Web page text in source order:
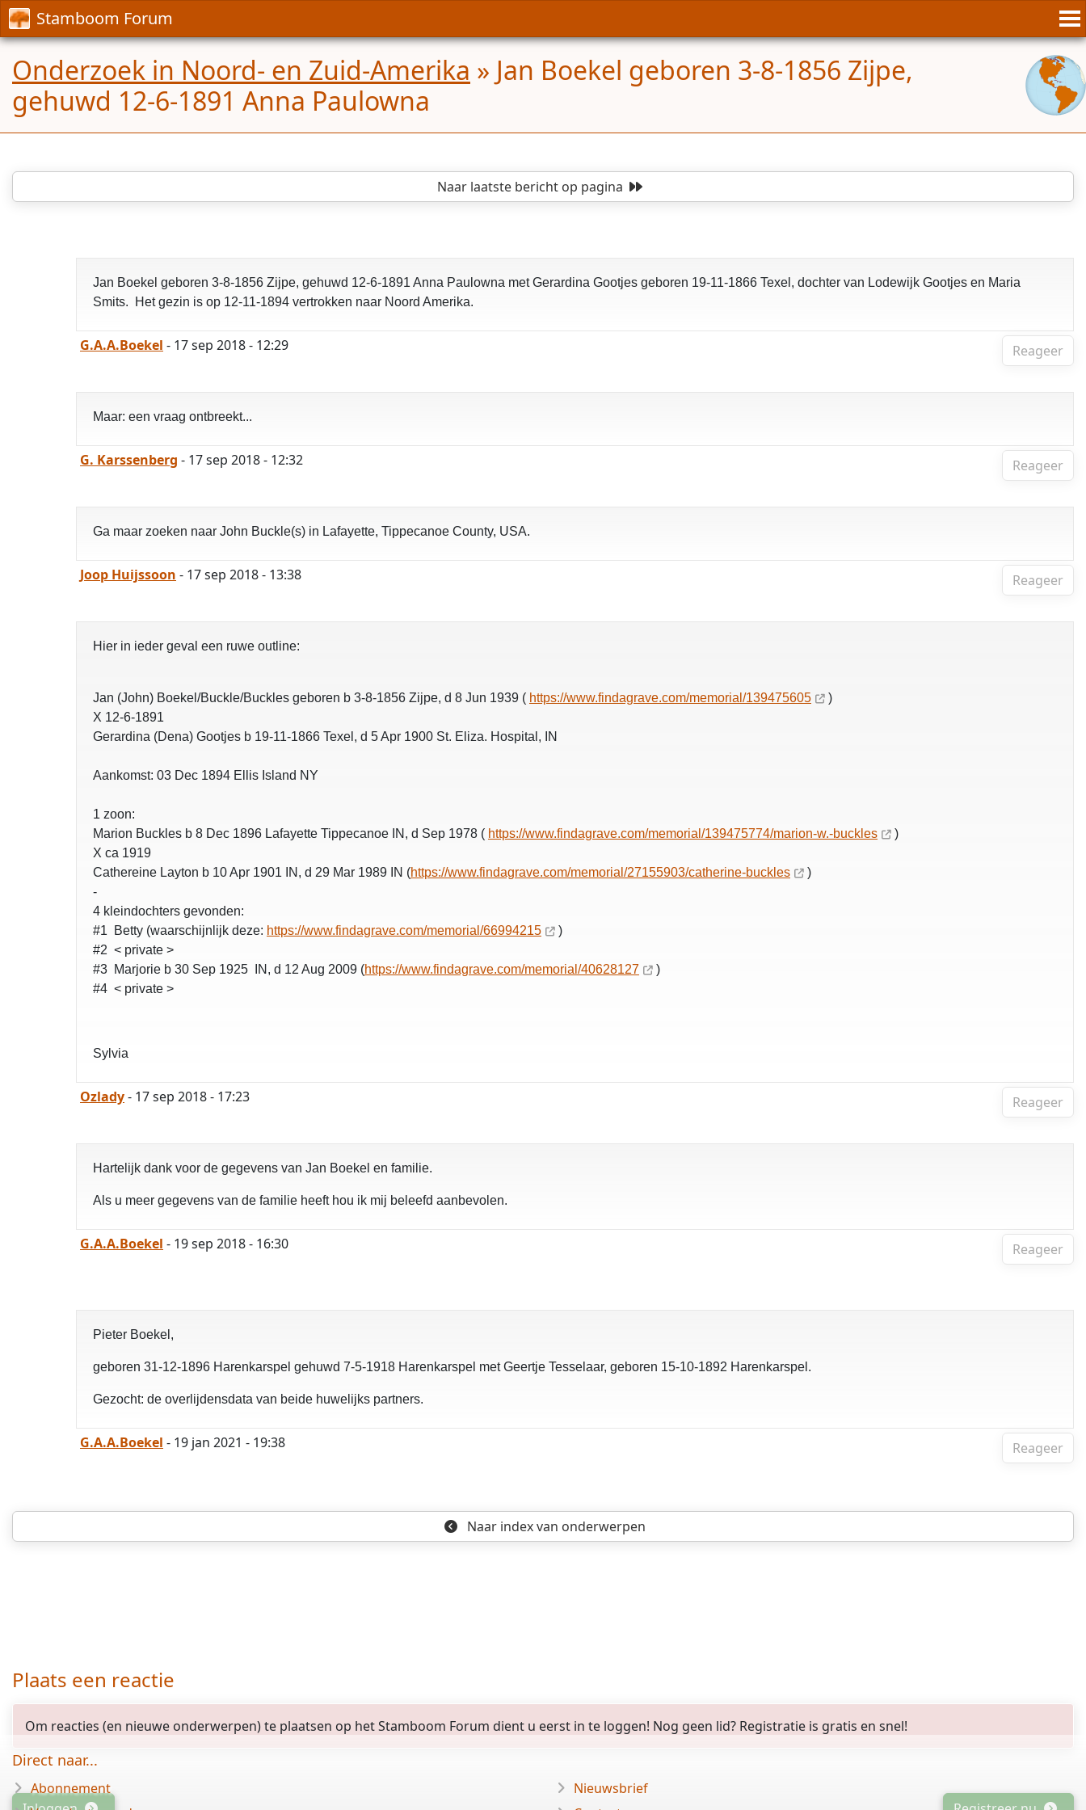
Stamboom Forum
Onderzoek in Noord- en Zuid-Amerika » Jan Boekel geboren 3-8-1856 Zijpe,
gehuwd 12-6-1891 Anna Paulowna
Naar laatste berichtop pagina
Jan Boekel geboren 3-8-1856 Zijpe, gehuwd 12-6-1891 Anna Paulowna met Gerardina Gootjes geboren 19-11-1866 Texel, dochter van Lodewijk Gootjes en Maria
Smits. Het gezin is op 12-11-1894 vertrokken naar Noord Amerika.
Reageer
G.A.A.Boekel - 17 sep 2018 - 12:29
Maar: een vraag ontbreekt...
Reageer
G. Karssenberg - 17 sep 2018 - 12:32
Ga maar zoeken naar John Buckle(s) in Lafayette, Tippecanoe County, USA.
Reageer
Joop Huijssoon - 17 sep 2018 - 13:38
Hier in ieder geval een ruwe outline:
Jan (John) Boekel/Buckle/Buckles geboren b 3-8-1856 Zijpe, d 8 Jun 1939 ( https://www.findagrave.com/memorial/139475605
)
X 12-6-1891
Gerardina (Dena) Gootjes b 19-11-1866 Texel, d 5 Apr 1900 St. Eliza. Hospital, IN
Aankomst: 03 Dec 1894 Ellis Island NY
1 zoon:
Marion Buckles b 8 Dec 1896 Lafayette Tippecanoe IN, d Sep 1978 ( https://www.findagrave.com/memorial/139475774/marion-w.-buckles
)
X ca 1919
Cathereine Layton b 10 Apr 1901 IN, d 29 Mar 1989 IN (https://www.findagrave.com/memorial/27155903/catherine-buckles
)
-
4 kleindochters gevonden:
#1 Betty (waarschijnlijk deze: https://www.findagrave.com/memorial/66994215
)
#2 < private >
#3 Marjorie b 30 Sep 1925 IN, d 12 Aug 2009 (https://www.findagrave.com/memorial/40628127
)
#4 < private >
Sylvia
Reageer
Ozlady- 17 sep 2018 - 17:23
Hartelijk dank voor de gegevens van Jan Boekel en familie.
Als u meer gegevens van de familie heeft hou ik mij beleefd aanbevolen.
Reageer
G.A.A.Boekel - 19 sep 2018 - 16:30
Pieter Boekel,
geboren 31-12-1896 Harenkarspel gehuwd 7-5-1918 Harenkarspel met Geertje Tesselaar, geboren 15-10-1892 Harenkarspel.
Gezocht: de overlijdensdata van beide huwelijks partners.
Reageer
G.A.A.Boekel - 19 jan 2021 - 19:38
Naar indexvan onderwerpen
Plaats een reactie
Om reacties (en nieuwe onderwerpen) te plaatsen op het Stamboom Forum dient u eerst in te loggen! Nog geen lid? Registratie is gratis en snel!
Direct naar...
Abonnement
Nieuwsbrief